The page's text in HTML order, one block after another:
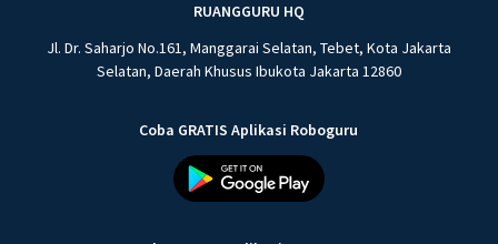
RUANGGURU HQ
Jl. Dr. Saharjo No.161, Manggarai Selatan, Tebet, Kota Jakarta
Selatan, Daerah Khusus Ibukota Jakarta 12860
Coba GRATIS Aplikasi Roboguru